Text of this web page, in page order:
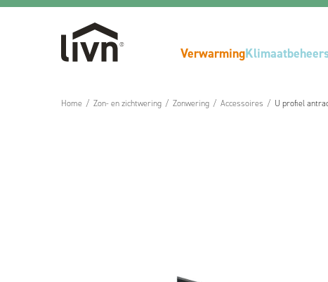
Verwarming
Home / Zon- en zichtwering / Zonwering / Accessoires / U profiel